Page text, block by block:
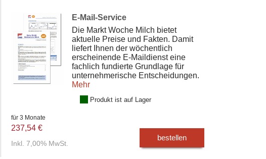
E-Mail-Service
Die Markt Woche Milch bietet
aktuelle Preise und Fakten. Damit
liefert Ihnen der wöchentlich
erscheinende E-Maildienst eine
fachlich fundierte Grundlage für
unternehmerische Entscheidungen.
Mehr
Produkt ist auf Lager
für 3 Monate
237,54 €
Inkl. 7,00% MwSt.
bestellen